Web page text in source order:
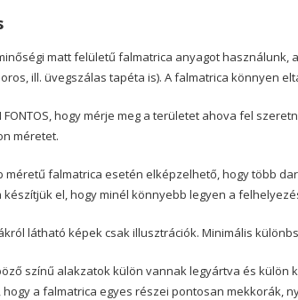
matt felületű falmatrica anyagot
ill. üvegszálas tapéta is). A falmatrica könnyen
FONTOS, hogy mérje meg a területet ahova fel
méretet.
méretű falmatrica esetén elképzelhető, hogy több
készítjük el, hogy minél könnyebb legyen a
látható képek csak illusztrációk. Minimális
színű alakzatok külön vannak legyártva és
hogy a falmatrica egyes részei pontosan mekkorák,